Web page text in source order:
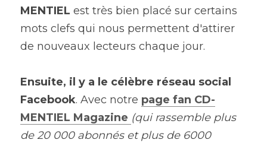
MENTIEL est très bien placé sur certains
mots clefs qui nous permettent d'attirer
de nouveaux lecteurs chaque jour.
Ensuite, il y a le célèbre réseau social
Facebook. Avec notre page fan CD-
MENTIEL Magazine (qui rassemble plus
de 20 000 abonnés et plus de 6000